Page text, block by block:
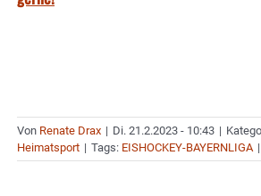
Von Renate Drax | Di. 21.2.2023 - 10:43 |
Heimatsport | Tags: EISHOCKEY-BAYERNLIGA |